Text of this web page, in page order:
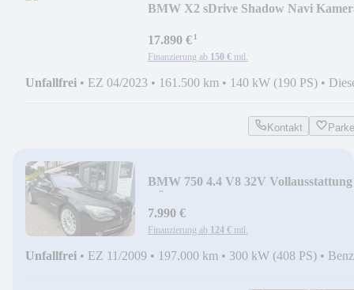
BMW X2 sDrive Shadow Navi
17.890 €¹
Finanzierung ab 150 € mtl.
Unfallfrei • EZ 04/2023 • 161.500 km • 140 kW (190 PS) •
Kontakt
BMW 750 4.4 V8 32V Vollausstattung
7.990 €
Finanzierung ab 124 € mtl.
Unfallfrei • EZ 11/2009 • 197.000 km • 300 kW (408 PS) •